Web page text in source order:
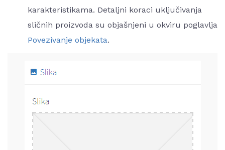
karakteristikama. Detaljni koraci uključivanja
sličnih proizvoda su objašnjeni u okviru poglavlja
Povezivanje objekata.